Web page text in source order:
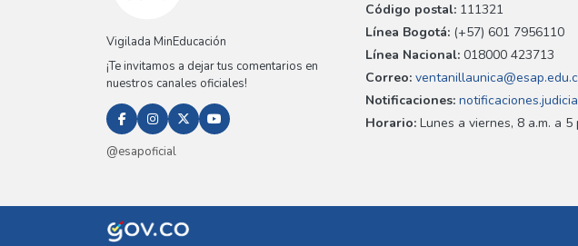
Vigilada MinEducación
¡Te invitamos a dejar tus comentarios en
nuestros canales oficiales!
@esapoficial
Código postal: 111321
Línea Bogotá: (+57) 601 7956110
Línea Nacional: 018000 423713
Correo:
Notificaciones:
Horario: Lunes a viernes, 8 a.m. a 5